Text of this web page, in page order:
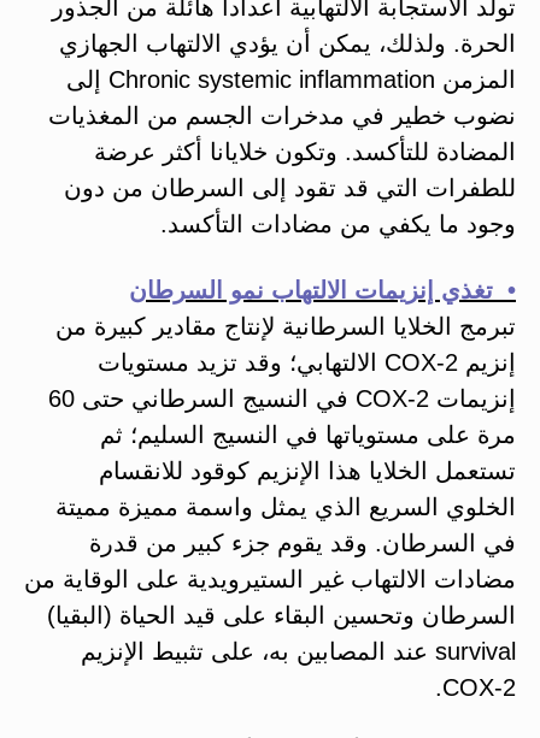
تولد الاستجابة الالتهابية أعدادا هائلة من الجذور
الحرة. ولذلك، يمكن أن يؤدي الالتهاب الجهازي
المزمن Chronic systemic inflammation إلى
نضوب خطير في مدخرات الجسم من المغذيات
المضادة للتأكسد. وتكون خلايانا أكثر عرضة
للطفرات التي قد تقود إلى السرطان من دون
وجود ما يكفي من مضادات التأكسد.
• تغذي إنزيمات الالتهاب نمو السرطان
تبرمج الخلايا السرطانية لإنتاج مقادير كبيرة من
إنزيم COX-2 الالتهابي؛ وقد تزيد مستويات
إنزيمات COX-2 في النسيج السرطاني حتى 60
مرة على مستوياتها في النسيج السليم؛ ثم
تستعمل الخلايا هذا الإنزيم كوقود للانقسام
الخلوي السريع الذي يمثل واسمة مميزة مميتة
في السرطان. وقد يقوم جزء كبير من قدرة
مضادات الالتهاب غير الستيرويدية على الوقاية من
السرطان وتحسين البقاء على قيد الحياة (البقيا)
survival عند المصابين به، على تثبيط الإنزيم
COX-2.